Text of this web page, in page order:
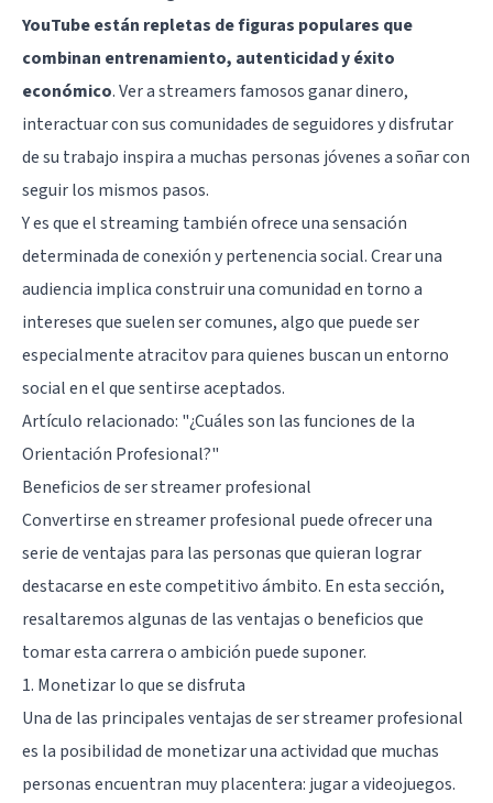
YouTube están repletas de figuras populares que
combinan entrenamiento, autenticidad y éxito
económico. Ver a streamers famosos ganar dinero,
interactuar con sus comunidades de seguidores y disfrutar
de su trabajo inspira a muchas personas jóvenes a soñar con
seguir los mismos pasos.
Y es que el streaming también ofrece una sensación
determinada de conexión y pertenencia social. Crear una
audiencia implica construir una comunidad en torno a
intereses que suelen ser comunes, algo que puede ser
especialmente atracitov para quienes buscan un entorno
social en el que sentirse aceptados.
Artículo relacionado: "¿Cuáles son las funciones de la
Orientación Profesional?"
Beneficios de ser streamer profesional
Convertirse en streamer profesional puede ofrecer una
serie de ventajas para las personas que quieran lograr
destacarse en este competitivo ámbito. En esta sección,
resaltaremos algunas de las ventajas o beneficios que
tomar esta carrera o ambición puede suponer.
1. Monetizar lo que se disfruta
Una de las principales ventajas de ser streamer profesional
es la posibilidad de monetizar una actividad que muchas
personas encuentran muy placentera: jugar a videojuegos.